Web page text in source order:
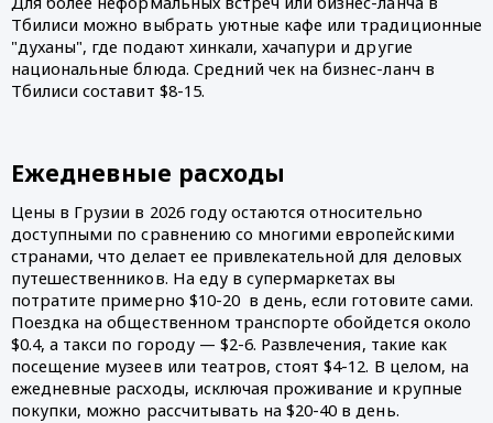
Тбилиси можно выбрать уютные кафе или традиционные
"духаны", где подают хинкали, хачапури и другие
национальные блюда. Средний чек на бизнес-ланч в
Тбилиси составит $8-15.
Ежедневные расходы
Цены в Грузии в 2026 году остаются относительно
доступными по сравнению со многими европейскими
странами, что делает ее привлекательной для деловых
путешественников. На еду в супермаркетах вы
потратите примерно $10-20  в день, если готовите сами.
Поездка на общественном транспорте обойдется около
$0.4, а такси по городу — $2-6. Развлечения, такие как
посещение музеев или театров, стоят $4-12. В целом, на
ежедневные расходы, исключая проживание и крупные
покупки, можно рассчитывать на $20-40 в день.